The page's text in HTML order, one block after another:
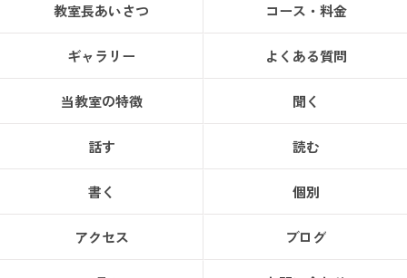
教室長あいさつ コース・料金
ギャラリー よくある質問
当教室の特徴 聞く
話す 読む
書く 個別
アクセス ブログ